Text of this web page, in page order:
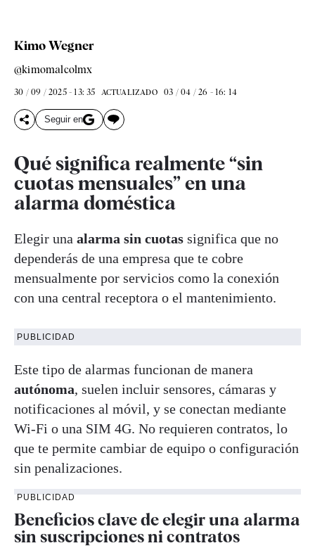
Kimo Wegner
@kimomalcolmx
30 / 09 / 2025 - 13: 35 ACTUALIZADO 03 / 04 / 26 - 16: 14
Seguir en
Qué significa realmente “sin
cuotas mensuales” en una
alarma doméstica
Elegir una alarma sin cuotas significa que no
dependerás de una empresa que te cobre
mensualmente por servicios como la conexión
con una central receptora o el mantenimiento.
PUBLICIDAD
Este tipo de alarmas funcionan de manera
autónoma, suelen incluir sensores, cámaras y
notificaciones al móvil, y se conectan mediante
Wi-Fi o una SIM 4G. No requieren contratos, lo
que te permite cambiar de equipo o configuración
sin penalizaciones.
PUBLICIDAD
Beneficios clave de elegir una alarma
sin suscripciones ni contratos